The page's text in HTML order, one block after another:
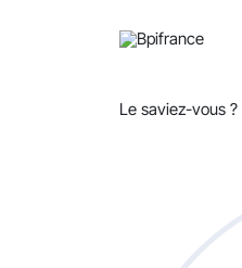
Le saviez-vous ?